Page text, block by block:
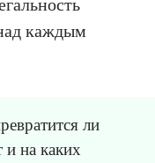
каждым
ли
и на каких